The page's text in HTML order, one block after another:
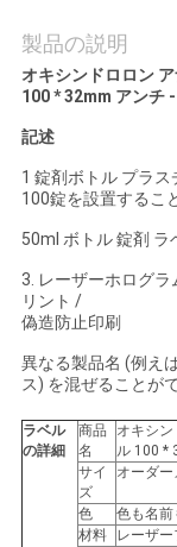
に
連
絡
し
な
い
ニ
ュ
製品の説明
オキシンドロロン
100 * 32mm アンチ
記述
1 錠剤ボトル プラ
100錠を設置するこ
50ml ボトル 錠剤
3. レーザーホログ
リント /
偽造防止印刷
異なる製品名 (例え
ス) を混ぜることが
ラベル
の詳細
商品
名
オキシ
ル 100 *
サイ
ズ
オーダ
色
色も名前
材料
レーザー